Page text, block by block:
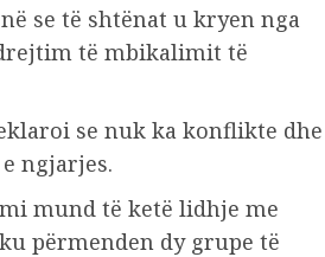
se të shtënat u kryen nga
të mbikalimit të
se nuk ka konflikte dhe
ngjarjes.
mund të ketë lidhje me
përmenden dy grupe të